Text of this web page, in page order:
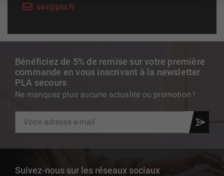
Bénéficiez de 5% de remise sur votre première
commande en vous inscrivant à la newsletter
PLA secours
Ne manquez plus aucune actualité ou promotion !
Suivez-nous sur les réseaux sociaux
sav@pla.fr